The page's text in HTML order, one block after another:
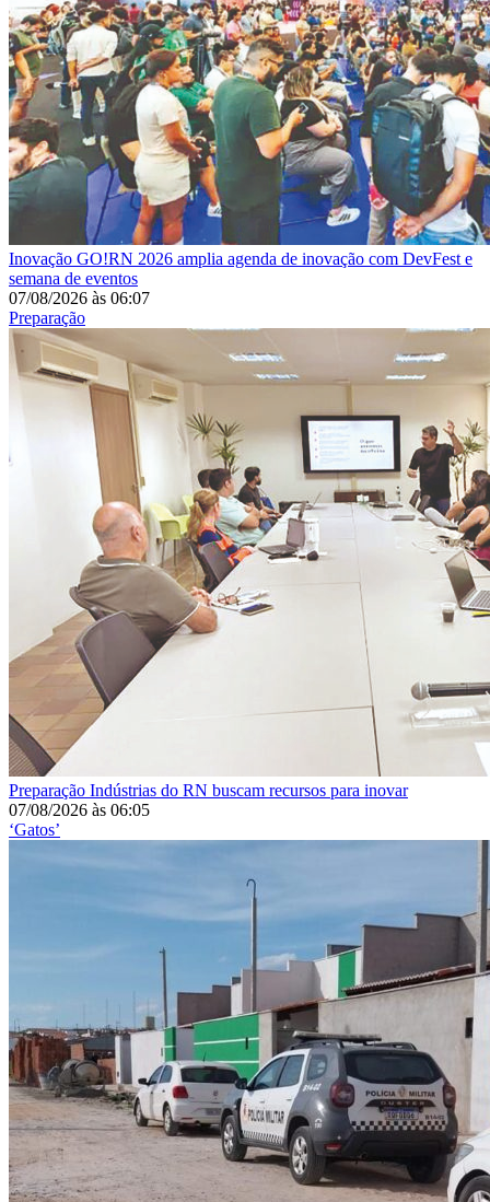
Inovação GO!RN 2026 amplia agenda de inovação com DevFest e
semana de eventos
07/08/2026 às 06:07
Preparação
Preparação Indústrias do RN buscam recursos para inovar
07/08/2026 às 06:05
‘Gatos’